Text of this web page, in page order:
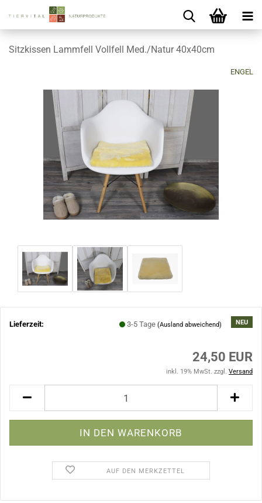
Sitzkissen Lammfell Vollfell Med./Natur 40x40cm
ENGEL
NEU
Lieferzeit: 3-5 Tage(Ausland abweichend)
24,50 EUR
inkl. 19% MwSt. zzgl. Versand
AUF DEN MERKZETTEL